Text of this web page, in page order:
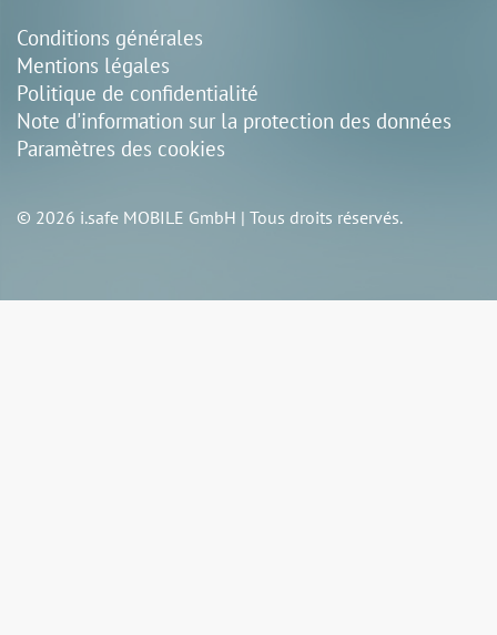
Conditions générales
Mentions légales
Politique de confidentialité
Note d'information sur la protection des données
Paramètres des cookies
© 2026 i.safe MOBILE GmbH | Tous droits réservés.